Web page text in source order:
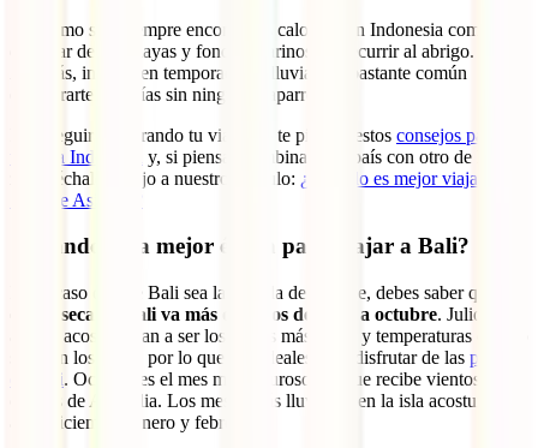
Sea como sea, siempre encontrarás calorcito en Indonesia como para
disfrutar de sus playas y fondos marinos sin recurrir al abrigo.
Además, incluso en temporada de lluvias, es bastante común
encontrarte con días sin ningún chaparrón.
Para seguir preparando tu viaje, no te pierdas estos consejos para
viajar a Indonesia
y, si piensas combinar este país con otro de la
zona, échale un ojo a nuestro artículo: ¿Cuándo es mejor viajar al
Sudeste Asiático?
¿Cuándo es la mejor época para viajar a Bali?
En el caso de que Bali sea la estrella de tu viaje, debes saber que
época seca en Bali va más o menos de abril a octubre. Julio y
agosto acostumbran a ser los meses más secos y temperaturas que no
superan los 32ºC, por lo que son ideales para disfrutar de las playas
de Bali. Octubre es el mes más caluroso, ya que recibe vientos
cálidos de Australia. Los meses más lluviosos en la isla acostumbran
a ser diciembre, enero y febrero.